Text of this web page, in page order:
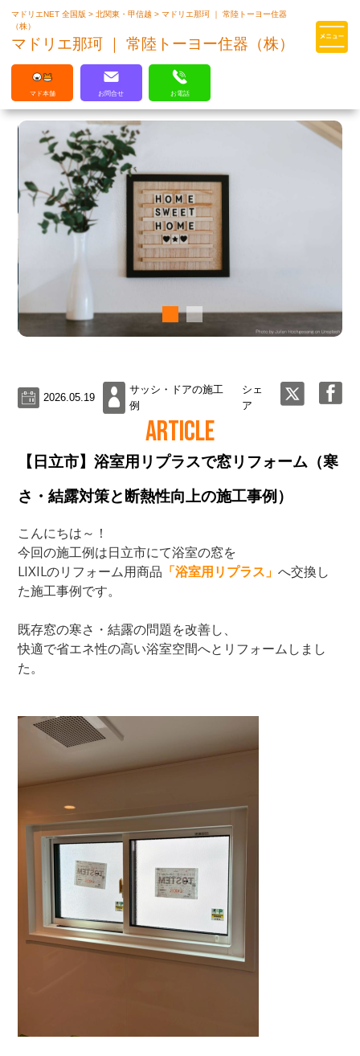
マドリエはLIXILの厳しい基準を
マドリエNET 全国版>北関東・甲信越>マドリエ那珂 ｜ 常陸トーヨー住器
（株）
マドリエ那珂 ｜ 常陸トーヨー住器（株）
マド本舗 お問合せ お電話
2026.05.19
サッシ・ドアの施工
例
シェ
ア
ARTICLE
【日立市】浴室用リプラスで窓リフォーム（寒
さ・結露対策と断熱性向上の施工事例）